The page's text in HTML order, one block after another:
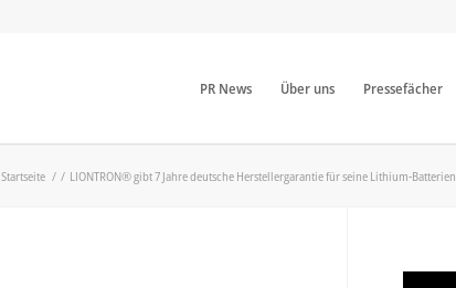
PR News Über uns Pressefächer
Startseite / / LIONTRON® gibt 7 Jahre deutsche Herstellergarantie für seine Lithium-Batterien